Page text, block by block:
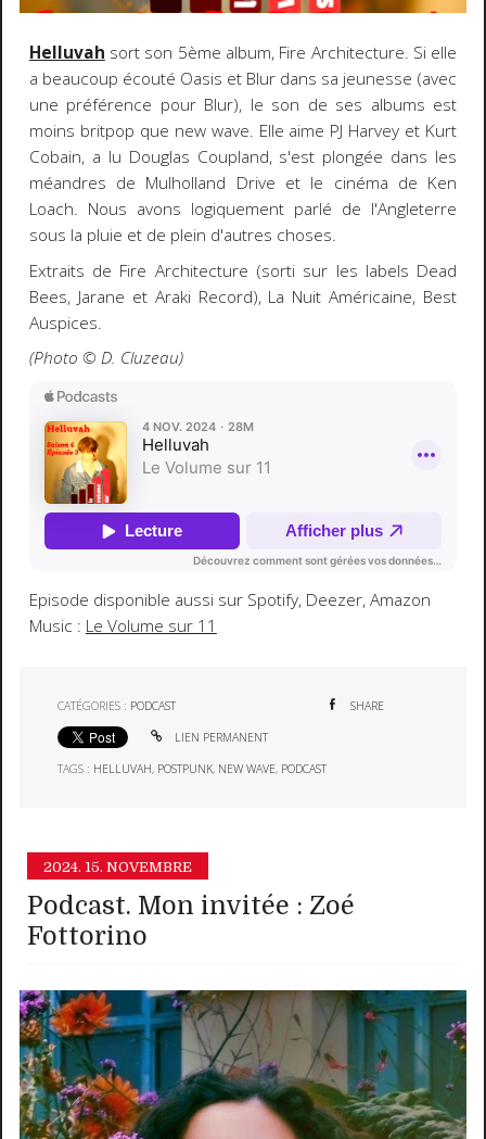
Helluvah sort son 5ème album, Fire Architecture. Si elle
a beaucoup écouté Oasis et Blur dans sa jeunesse (avec
une préférence pour Blur), le son de ses albums est
moins britpop que new wave. Elle aime PJ Harvey et Kurt
Cobain, a lu Douglas Coupland, s'est plongée dans les
méandres de Mulholland Drive et le cinéma de Ken
Loach. Nous avons logiquement parlé de l'Angleterre
sous la pluie et de plein d'autres choses.
Extraits de Fire Architecture (sorti sur les labels Dead
Bees, Jarane et Araki Record), La Nuit Américaine, Best
Auspices.
(Photo © D. Cluzeau)
Episode disponible aussi sur Spotify, Deezer, Amazon
Music : Le Volume sur 11
CATÉGORIES : PODCAST SHARE
LIEN PERMANENT
TAGS : HELLUVAH, POSTPUNK, NEW WAVE, PODCAST
2024. 15. NOVEMBRE
Podcast. Mon invitée : Zoé
Fottorino